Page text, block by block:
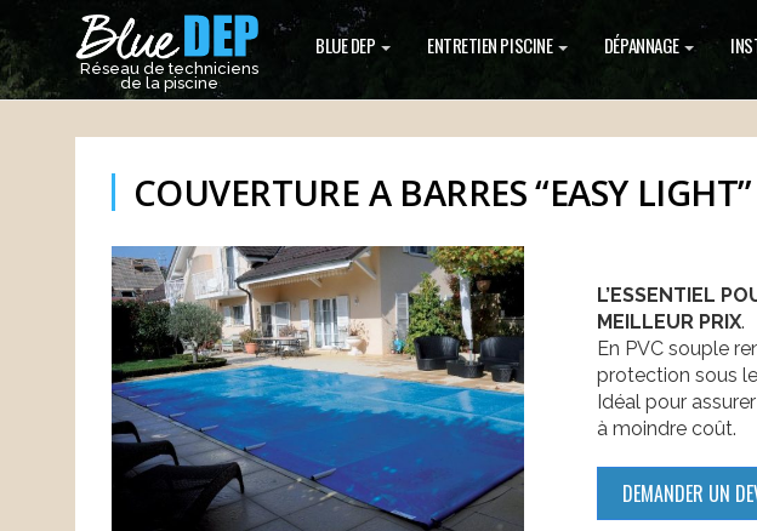
Réseau de techniciens
de la piscine
BLUE DEP ENTRETIEN PISCINE DÉPANNAGE
COUVERTURE A BARRES “EASY LIGHT”
L’ESSENTIEL
MEILLEUR PRIX.
En PVC souple
protection sous
Idéal pour
à moindre coût.
DEMANDER UN